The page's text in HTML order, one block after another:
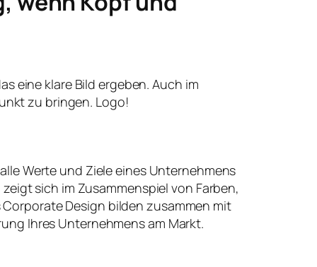
eine klare Bild ergeben. Auch im
zu bringen. Logo!
Werte und Ziele eines Unternehmens
sich im Zusammenspiel von Farben,
Design bilden zusammen mit
Ihres Unternehmens am Markt.